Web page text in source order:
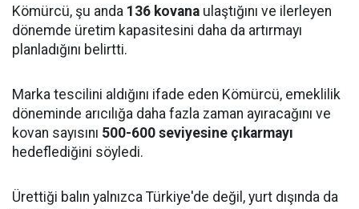
Kömürcü, şu anda 136 kovana ulaştığını ve ilerleyen
dönemde üretim kapasitesini daha da artırmayı
planladığını belirtti.
Marka tescilini aldığını ifade eden Kömürcü, emeklilik
döneminde arıcılığa daha fazla zaman ayıracağını ve
kovan sayısını 500-600 seviyesine çıkarmayı
hedeflediğini söyledi.
Ürettiği balın yalnızca Türkiye'de değil, yurt dışında da